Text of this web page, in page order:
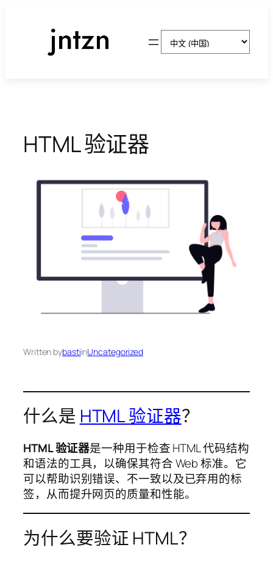
择
HTML 验证器
Written bybastiinUncategorized
什么是 HTML 验证器？
HTML 验证器是一种用于检查 HTML 代码结构
和语法的工具，以确保其符合 Web 标准。它
可以帮助识别错误、不一致以及已弃用的标
签，从而提升网页的质量和性能。
为什么要验证 HTML？